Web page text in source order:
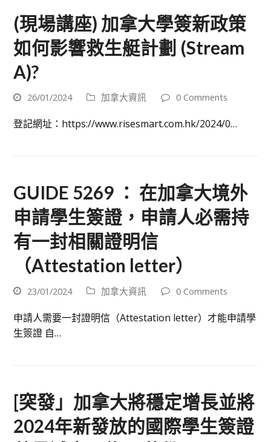
(現場講座) 加拿大學簽新政策
如何影響救生艇計劃 (Stream
A)?
26/01/2024 加拿大資訊 0 Comments
登記網址：https://www.risesmart.com.hk/2024/0…
GUIDE 5269 ： 在加拿大境外
申請學生簽證，申請人必需持
有一封相關證明信
（Attestation letter）
23/01/2024 加拿大資訊 0 Comments
申請人需要一封證明信（Attestation letter）才能申請學
生簽證 自…
[突發」加拿大將穩定增長並將
2024年新發放的國際學生簽證